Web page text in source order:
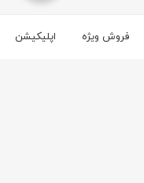
فروش ویژه اپلیکیشن